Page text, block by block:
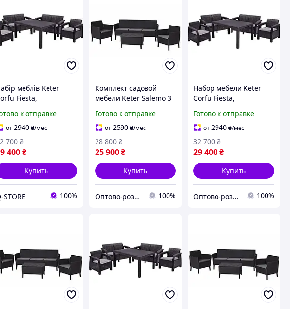
меблів Keter
Fiesta,
without-
к отправке
от2940₴/мес
400₴
700 ₴
Купить
STORE 100%
Комплект садовой
мебели Keter Salemo 3
Готово к отправке
от2590 ₴/мес
25 900 ₴
28 800 ₴
Купить
Оптово-розничная компания "Тайм Эко" 100%
Набор мебели Keter
Corfu Fiesta,
Готово к отправке
от2940₴/мес
29 400₴
32 700 ₴
Купить
Оптово-розничная компания "Тайм Эко" 100%